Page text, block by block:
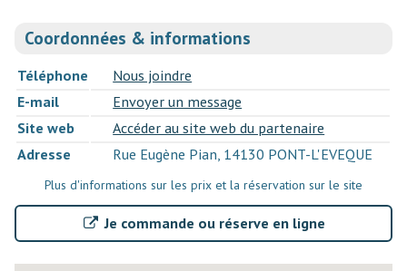
Coordonnées & informations
Téléphone
Nous joindre
E-mail
Envoyer un message
Site web
Accéder au site web du partenaire
Adresse
Rue Eugène Pian, 14130 PONT-L'EVEQUE
Plus d'informations sur les prix et la réservation sur le site
Je commande ou réserve en ligne